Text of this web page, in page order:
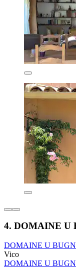
4. DOMAINE U
DOMAINE U
Vico
DOMAINE U